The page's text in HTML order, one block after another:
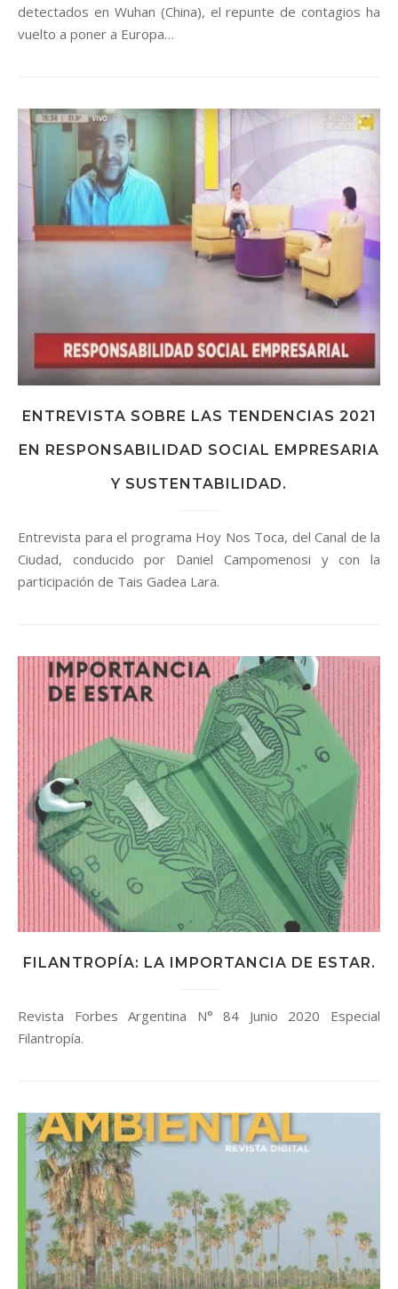
detectados en Wuhan (China), el repunte de contagios ha
vuelto a poner a Europa…
ENTREVISTA SOBRE LAS TENDENCIAS 2021
EN RESPONSABILIDAD SOCIAL EMPRESARIA
Y SUSTENTABILIDAD.
Entrevista para el programa Hoy Nos Toca, del Canal de la
Ciudad, conducido por Daniel Campomenosi y con la
participación de Tais Gadea Lara.
FILANTROPÍA: LA IMPORTANCIA DE ESTAR.
Revista Forbes Argentina N° 84 Junio 2020 Especial
Filantropía.